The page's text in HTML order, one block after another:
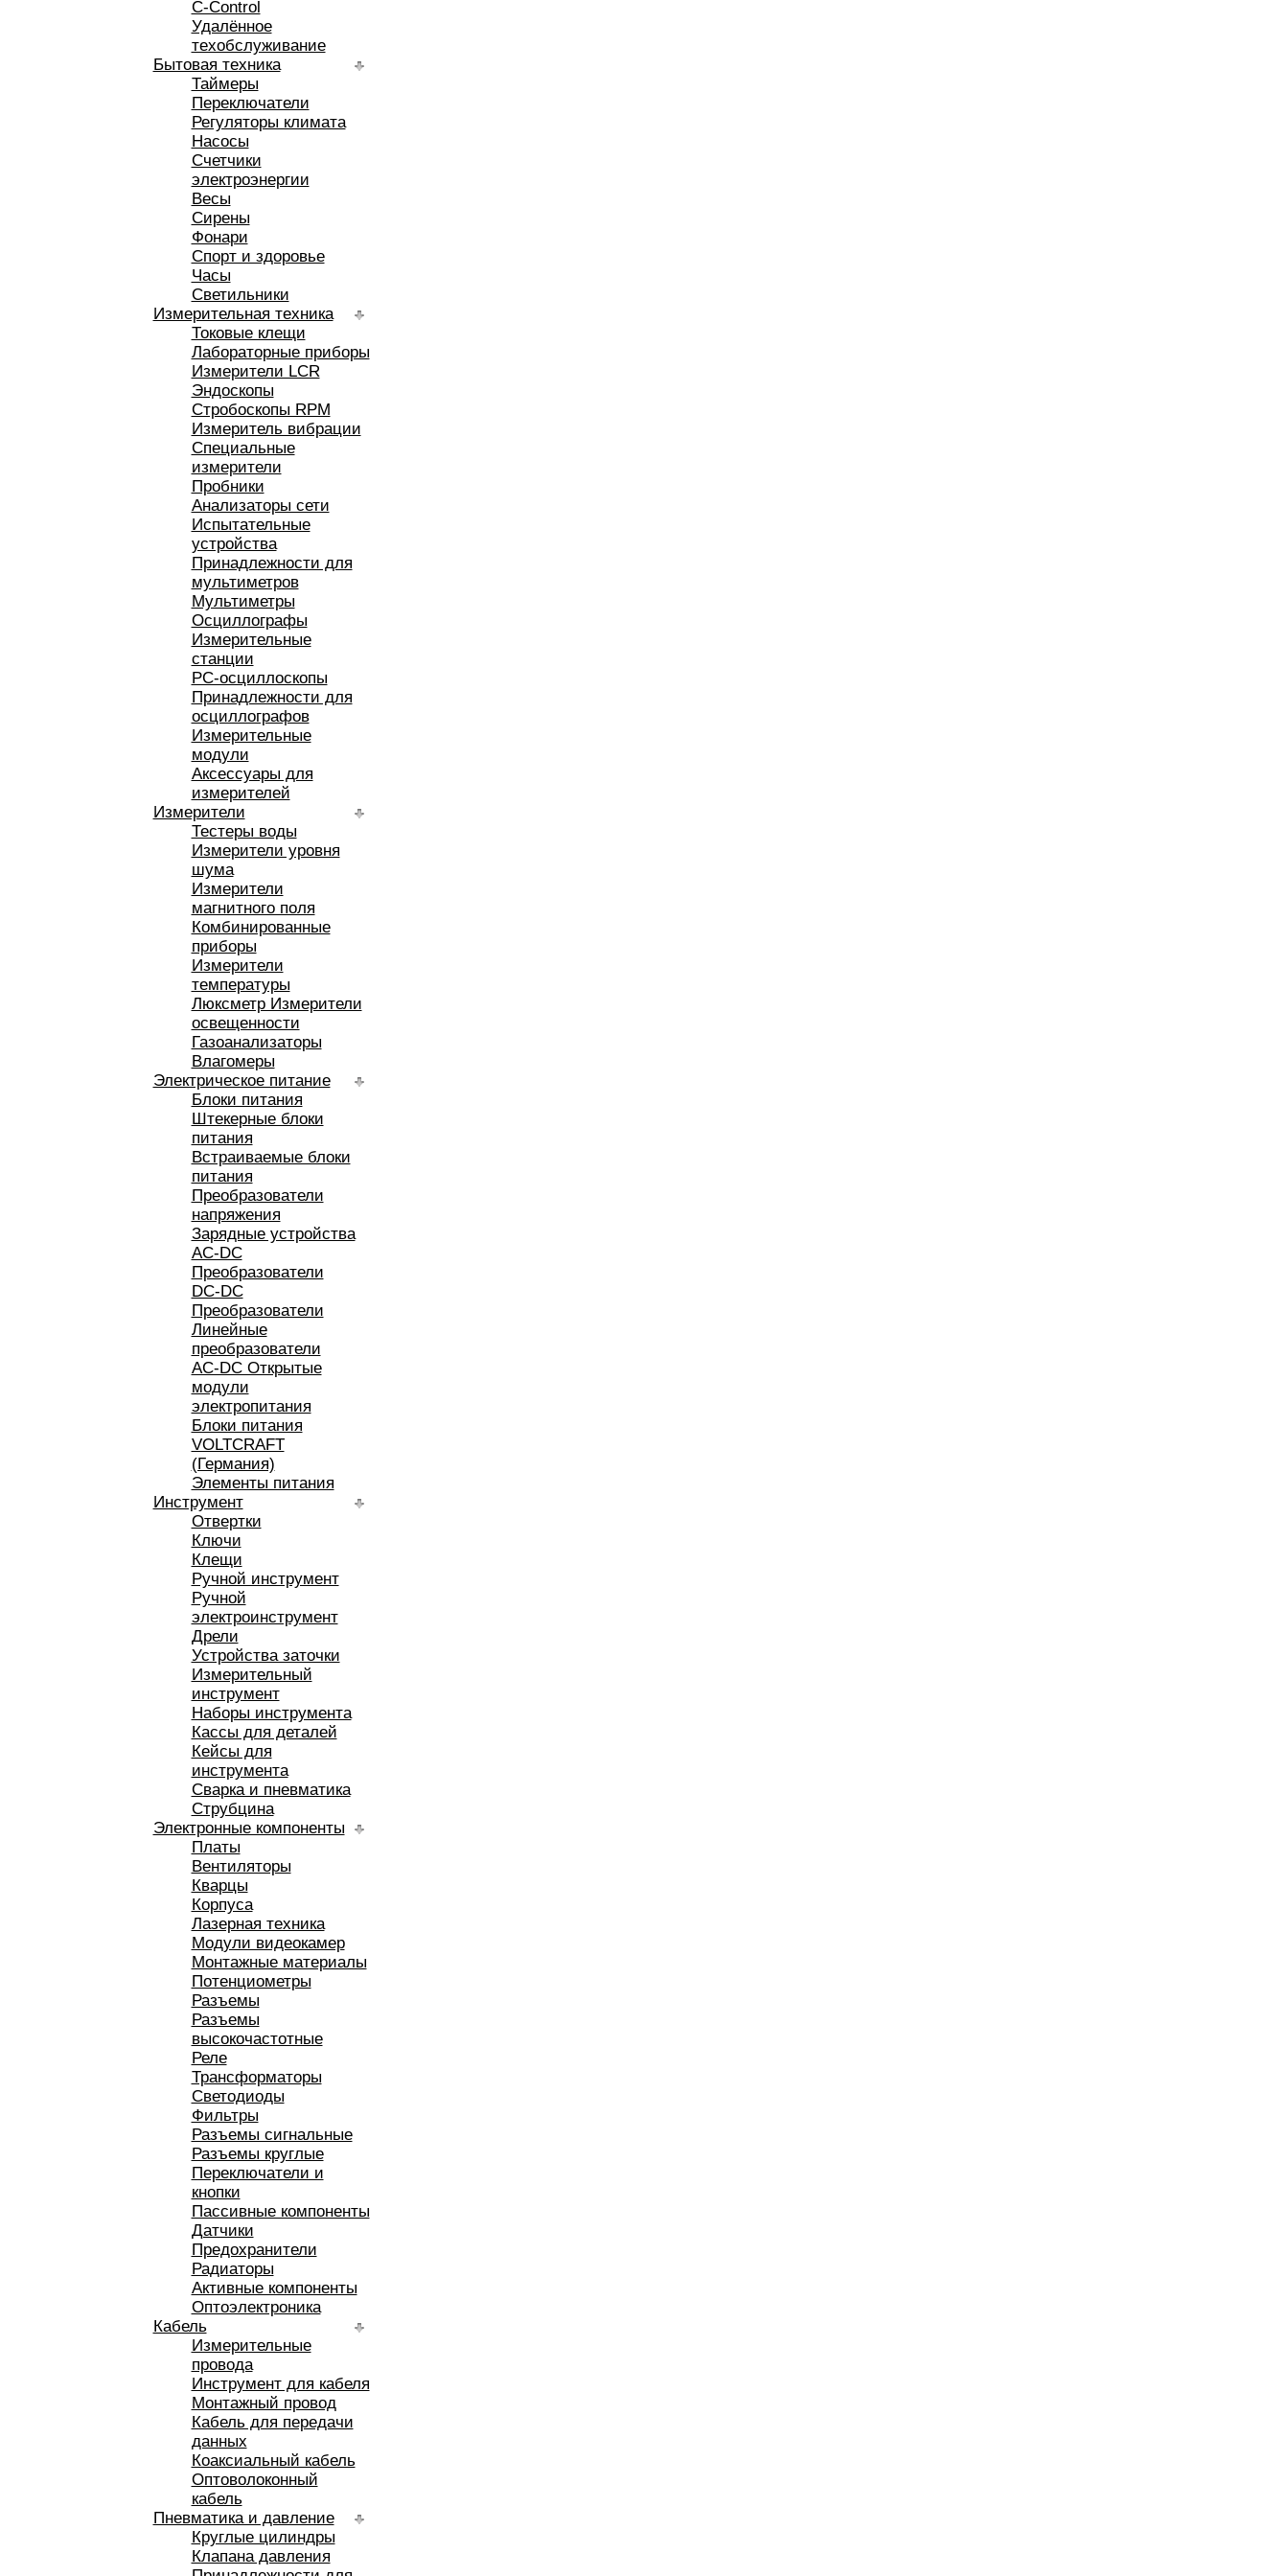
C-Control
Удалённое
техобслуживание
Бытовая техника
Таймеры
Переключатели
Регуляторы климата
Насосы
Счетчики
электроэнергии
Весы
Сирены
Фонари
Спорт и здоровье
Часы
Светильники
Измерительная техника
Токовые клещи
Лабораторные приборы
Измерители LCR
Эндоскопы
Стробоскопы RPM
Измеритель вибрации
Специальные
измерители
Пробники
Анализаторы сети
Испытательные
устройства
Принадлежности для
мультиметров
Мультиметры
Осциллографы
Измерительные
станции
РС-осциллоскопы
Принадлежности для
осциллографов
Измерительные
модули
Аксессуары для
измерителей
Измерители
Тестеры воды
Измерители уровня
шума
Измерители
магнитного поля
Комбинированные
приборы
Измерители
температуры
Люксметр Измерители
освещенности
Газоанализаторы
Влагомеры
Электрическое питание
Блоки питания
Штекерные блоки
питания
Встраиваемые блоки
питания
Преобразователи
напряжения
Зарядные устройства
AC-DC
Преобразователи
DC-DC
Преобразователи
Линейные
преобразователи
AC-DC Открытые
модули
электропитания
Блоки питания
VOLTCRAFT
(Германия)
Элементы питания
Инструмент
Отвертки
Ключи
Клещи
Ручной инструмент
Ручной
электроинструмент
Дрели
Устройства заточки
Измерительный
инструмент
Наборы инструмента
Кассы для деталей
Кейсы для
инструмента
Сварка и пневматика
Струбцина
Электронные компоненты
Платы
Вентиляторы
Кварцы
Корпуса
Лазерная техника
Модули видеокамер
Монтажные материалы
Потенциометры
Разъемы
Разъемы
высокочастотные
Реле
Трансформаторы
Светодиоды
Фильтры
Разъемы сигнальные
Разъемы круглые
Переключатели и
кнопки
Пассивные компоненты
Датчики
Предохранители
Радиаторы
Активные компоненты
Оптоэлектроника
Кабель
Измерительные
провода
Инструмент для кабеля
Монтажный провод
Кабель для передачи
данных
Коаксиальный кабель
Оптоволоконный
кабель
Пневматика и давление
Круглые цилиндры
Клапана давления